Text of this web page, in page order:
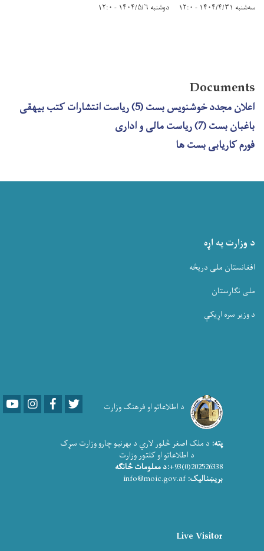
سه‌شنبه ۱۴۰۴/۴/۳۱ - ۱۲:۰ دوشنبه ۱۴۰۴/۵/۶ - ۱۲:۰
Documents
اعلان مجدد خوشنویس بست (5) ریاست انتشارات کتب بیهقی
باغبان بست (7) ریاست مالی و اداری
فورم کاریابی بست ها
د وزارت په اړه
افغانستان ملی دریڅه
ملی نگارستان
د وزیر سره اړیکې
د اطلاعاتو او فرهنګ وزارت YoutubeLinkedInFacebook
پته: د ملک اصغر څلور لاري د بهرنیو چارو وزارت سړک
د اطلاعاتو او کلتور وزارت
202526338(0)93+
:د معلومات څانګه
بریښنالیک: info@moic.gov.af
Live Visitor